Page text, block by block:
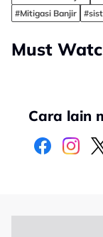
#Mitigasi Banjir
Must
Cara lain